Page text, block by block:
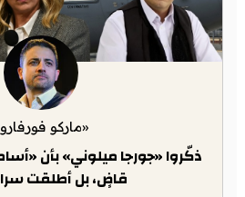
«ماركو
ذكّروا «جورجا ميلوني» بأن
قاضٍ، بل أطلقت